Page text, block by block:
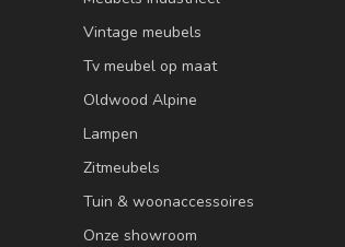
Vintage meubels
Tv meubel op maat
Oldwood Alpine
Lampen
Zitmeubels
Tuin & woonaccessoires
Onze showroom